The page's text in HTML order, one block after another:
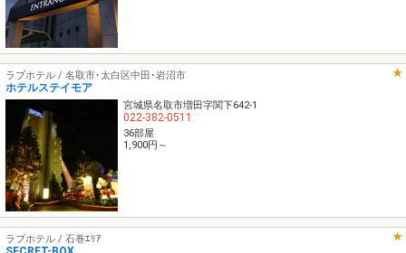
ラブホテル / 名取市･太白区中田･岩沼市
ホテルステイモア
宮城県名取市増田字関下642-1
022-382-0511
36部屋
1,900円～
ラブホテル / 石巻ｴﾘｱ